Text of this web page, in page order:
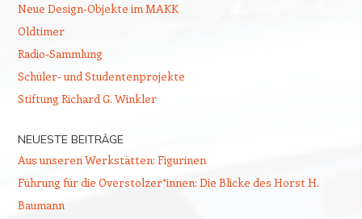
Neue Design-Objekte im MAKK
Oldtimer
Radio-Sammlung
Schüler- und Studentenprojekte
Stiftung Richard G. Winkler
NEUESTE BEITRÄGE
Aus unseren Werkstätten: Figurinen
Führung für die Overstolzer*innen: Die Blicke des Horst H.
Baumann